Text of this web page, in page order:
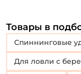
Товары в
Спиннинговые
Для ловли с